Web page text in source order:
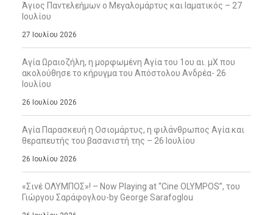
Άγιος Παντελεήμων ο Μεγαλομάρτυς και Ιαματικός – 27
Ιουλίου
27 Ιουλίου 2026
Αγία Ωραιοζήλη, η μορφωμένη Αγία του 1ου αι. μΧ που
ακολούθησε το κήρυγμα του Απόστολου Ανδρέα- 26
Ιουλίου
26 Ιουλίου 2026
Αγία Παρασκευή η Οσιομάρτυς, η φιλάνθρωπος Αγία και
θεραπευτής του βασανιστή της – 26 Ιουλίου
26 Ιουλίου 2026
«Σινέ ΟΛΥΜΠΟΣ»! – Now Playing at “Cine OLYMPOS”, του
Γιώργου Σαράφογλου-by George Sarafoglou